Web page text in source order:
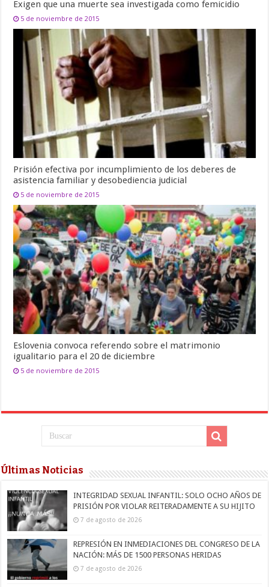
Exigen que una muerte sea investigada como femicidio
5 de noviembre de 2015
Prisión efectiva por incumplimiento de los deberes de
asistencia familiar y desobediencia judicial
5 de noviembre de 2015
Eslovenia convoca referendo sobre el matrimonio
igualitario para el 20 de diciembre
5 de noviembre de 2015
Últimas Noticias
INTEGRIDAD SEXUAL INFANTIL: SOLO OCHO AÑOS DE
PRISIÓN POR VIOLAR REITERADAMENTE A SU HIJITO
7 de agosto de 2026
REPRESIÓN EN INMEDIACIONES DEL CONGRESO DE LA
NACIÓN: MÁS DE 1500 PERSONAS HERIDAS
7 de agosto de 2026